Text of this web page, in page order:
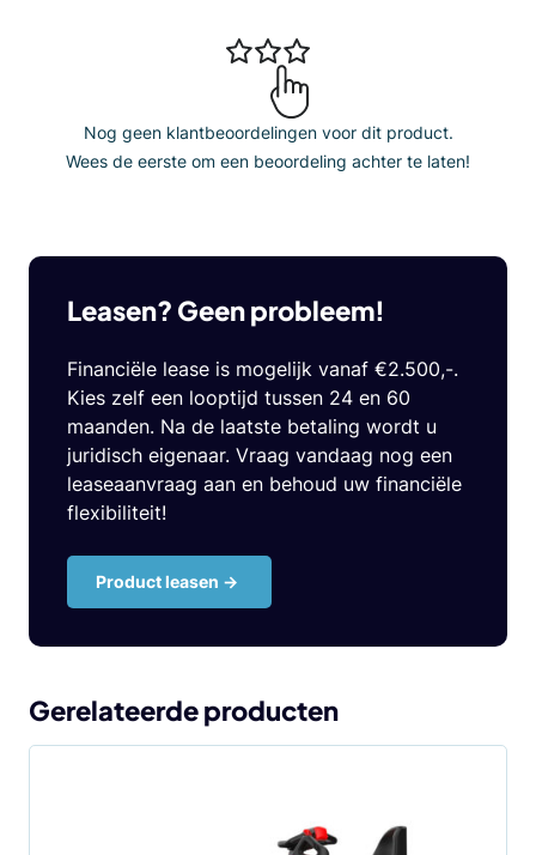
Nog geen klantbeoordelingen voor dit product.
Wees de eerste om een beoordeling achter te laten!
Leasen? Geen probleem!
Financiële lease is mogelijk vanaf €2.500,-.
Kies zelf een looptijd tussen 24 en 60
maanden. Na de laatste betaling wordt u
juridisch eigenaar. Vraag vandaag nog een
leaseaanvraag aan en behoud uw financiële
flexibiliteit!
Product leasen ->
Gerelateerde producten